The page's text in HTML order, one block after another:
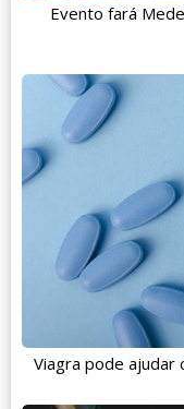
Evento fará
Viagra pode ajudar